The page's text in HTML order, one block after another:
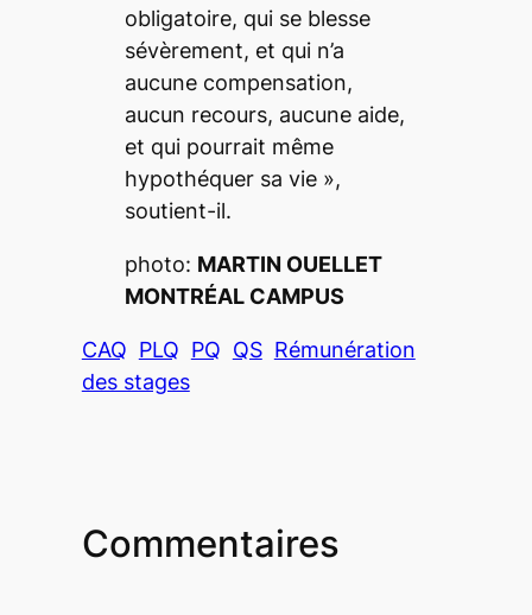
obligatoire, qui se blesse
sévèrement, et qui n’a
aucune compensation,
aucun recours, aucune aide,
et qui pourrait même
hypothéquer sa vie»,
soutient-il.
photo: MARTIN OUELLET
MONTRÉAL CAMPUS
CAQ PLQ PQ QS Rémunération
des stages
Commentaires